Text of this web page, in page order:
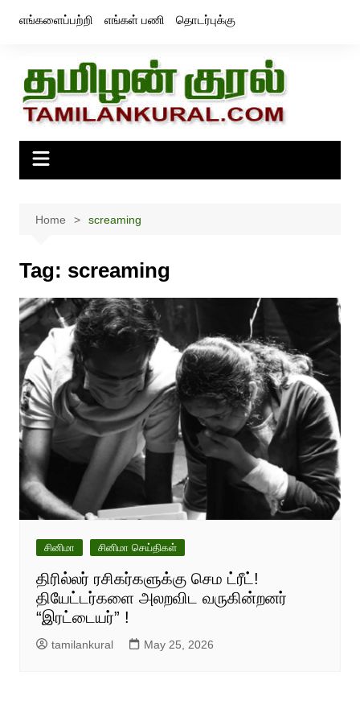
எங்களைப்பற்றி எங்கள் பணி தொடர்புக்கு
Home screaming
Tag: screaming
சினிமா சினிமா செய்திகள்
திரில்லர் ரசிகர்களுக்கு செம ட்ரீட்!
தியேட்டர்களை அலறவிட வருகின்றனர்
“இரட்டையர்” !
tamilankural May 25, 2026